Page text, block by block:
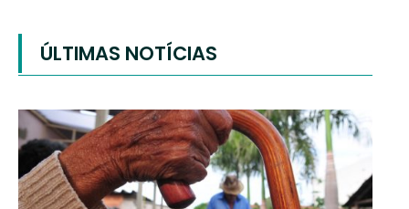
ÚLTIMAS NOTÍCIAS